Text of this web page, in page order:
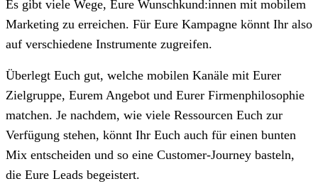
Es gibt viele Wege, Eure Wunschkund:innen mit mobilem
Marketing zu erreichen. Für Eure Kampagne könnt Ihr also
auf verschiedene Instrumente zugreifen.
Überlegt Euch gut, welche mobilen Kanäle mit Eurer
Zielgruppe, Eurem Angebot und Eurer Firmenphilosophie
matchen. Je nachdem, wie viele Ressourcen Euch zur
Verfügung stehen, könnt Ihr Euch auch für einen bunten
Mix entscheiden und so eine Customer-Journey basteln,
die Eure Leads begeistert.